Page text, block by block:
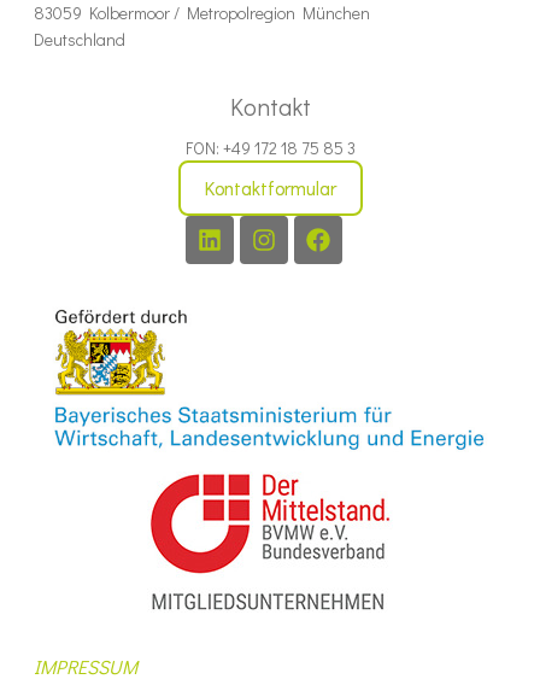
83059 Kolbermoor / Metropolregion München
Deutschland
Kontakt
FON: +49 172 18 75 85 3
Kontaktformular
IMPRESSUM